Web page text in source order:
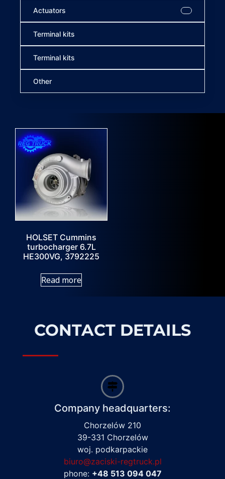
Actuators
Terminal kits
Terminal kits
Other
HOLSET Cummins
turbocharger 6.7L
HE300VG, 3792225
Read more
CONTACT DETAILS
Company headquarters:
Chorzelów 210
39-331 Chorzelów
woj. podkarpackie
biuro@zaciski-regtruck.pl
phone: +48 513 094 047